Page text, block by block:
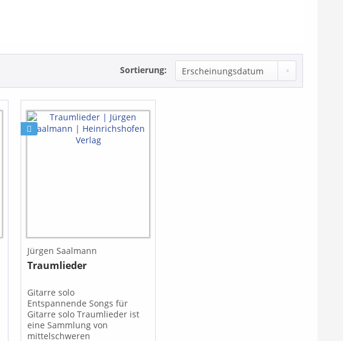
Sortierung:
Jürgen Saalmann
Traumlieder
Gitarre solo
Entspannende Songs für
Gitarre solo Traumlieder ist
eine Sammlung von
mittelschweren